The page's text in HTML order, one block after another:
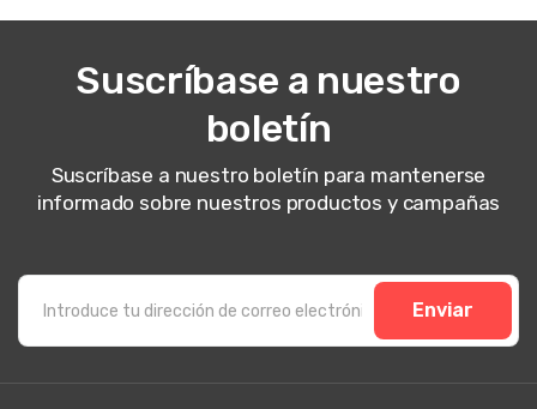
Suscríbase a nuestro
boletín
Suscríbase a nuestro boletín para mantenerse
informado sobre nuestros productos y campañas
Enviar